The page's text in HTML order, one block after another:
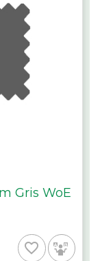
Gris WoE
favorite_border